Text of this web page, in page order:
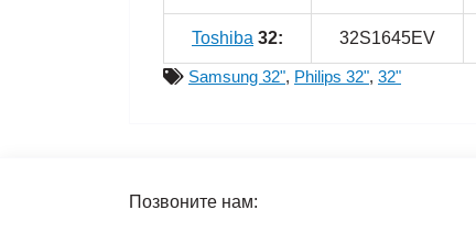
Toshiba 32: 32S1645EV
Samsung 32", Philips 32", 32"
Позвоните нам: